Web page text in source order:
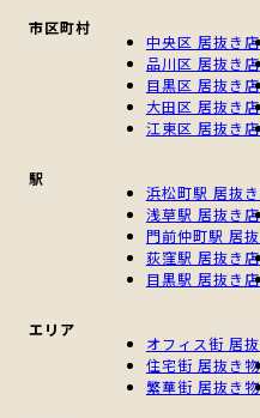
市区町村
中央区 居抜き
品川区 居抜き
目黒区 居抜き
大田区 居抜き
江東区 居抜き
駅
浜松町駅 居抜
浅草駅 居抜き
門前仲町駅 居
荻窪駅 居抜き
目黒駅 居抜き
エリア
オフィス街 居
住宅街 居抜き
繁華街 居抜き